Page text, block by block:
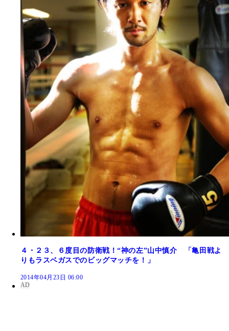
４・２３、６度目の防衛戦！“神の左”山中慎介 「亀田戦よ
りもラスベガスでのビッグマッチを！」
2014年04月23日 06:00